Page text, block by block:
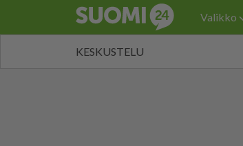
Valikko
KESKUSTELU